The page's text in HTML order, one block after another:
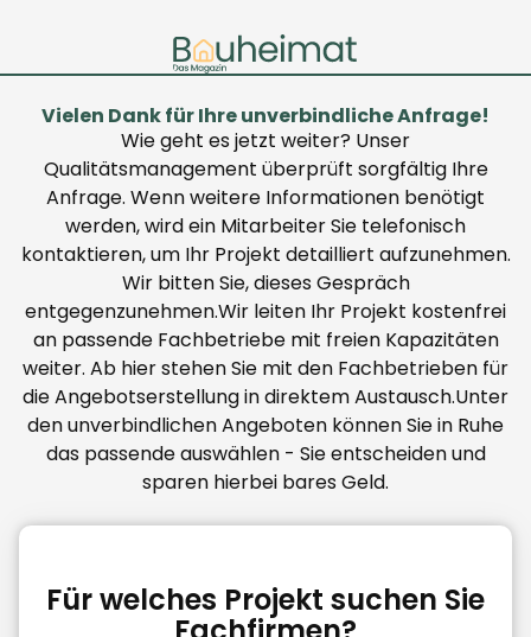
Vielen Dank für Ihre unverbindliche Anfrage!
Wie geht es jetzt weiter? Unser
Qualitätsmanagement überprüft sorgfältig Ihre
Anfrage. Wenn weitere Informationen benötigt
werden, wird ein Mitarbeiter Sie telefonisch
kontaktieren, um Ihr Projekt detailliert aufzunehmen.
Wir bitten Sie, dieses Gespräch
entgegenzunehmen.Wir leiten Ihr Projekt kostenfrei
an passende Fachbetriebe mit freien Kapazitäten
weiter. Ab hier stehen Sie mit den Fachbetrieben für
die Angebotserstellung in direktem Austausch.Unter
den unverbindlichen Angeboten können Sie in Ruhe
das passende auswählen - Sie entscheiden und
sparen hierbei bares Geld.
Für welches Projekt suchen Sie